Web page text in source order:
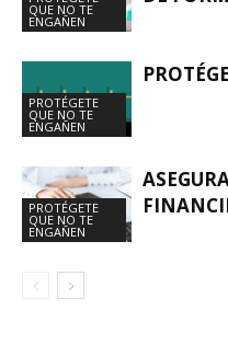
QUE NO TE
ENGAÑEN
PROTÉGETE
QUE NO TE
ENGAÑEN
PROTÉGETE
QUE NO TE
ENGAÑEN